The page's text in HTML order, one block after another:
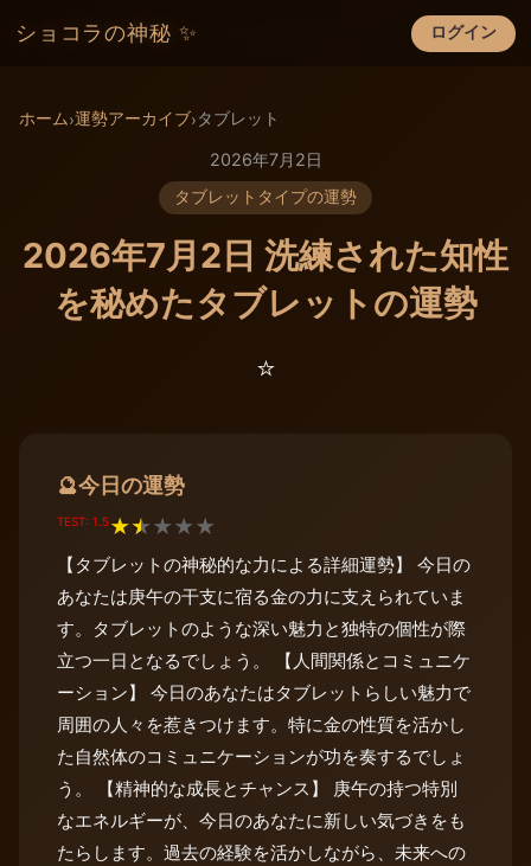
ショコラの神秘 ✨ ログイン
×
ホーム›運勢アーカイブ›タブレット
2026年7月2日
タブレットタイプの運勢
2026年7月2日 洗練された知性
を秘めたタブレットの運勢
⭐️
🔮今日の運勢
TEST: 1.5★★★★★
【タブレットの神秘的な力による詳細運勢】 今日の
あなたは庚午の干支に宿る金の力に支えられていま
す。タブレットのような深い魅力と独特の個性が際
立つ一日となるでしょう。 【人間関係とコミュニケ
ーション】 今日のあなたはタブレットらしい魅力で
周囲の人々を惹きつけます。特に金の性質を活かし
た自然体のコミュニケーションが功を奏するでしょ
う。 【精神的な成長とチャンス】 庚午の持つ特別
なエネルギーが、今日のあなたに新しい気づきをも
たらします。過去の経験を活かしながら、未来への